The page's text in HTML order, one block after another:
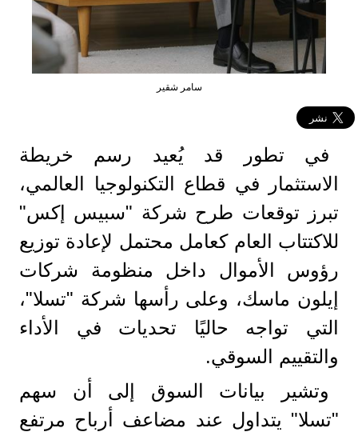
سامر شقير
في تطور قد يُعيد رسم خريطة
الاستثمار في قطاع التكنولوجيا العالمي،
تبرز توقعات طرح شركة "سبيس إكس"
للاكتتاب العام كعامل محتمل لإعادة توزيع
رؤوس الأموال داخل منظومة شركات
إيلون ماسك، وعلى رأسها شركة "تسلا"،
التي تواجه حاليًا تحديات في الأداء
والتقييم السوقي.
وتشير بيانات السوق إلى أن سهم
"تسلا" يتداول عند مضاعف أرباح مرتفع